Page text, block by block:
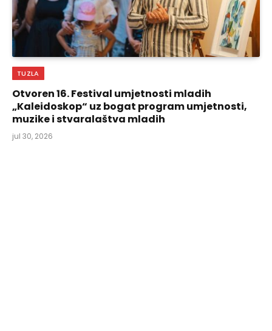
TUZLA
Otvoren 16. Festival umjetnosti mladih
„Kaleidoskop“ uz bogat program umjetnosti,
muzike i stvaralaštva mladih
jul 30, 2026